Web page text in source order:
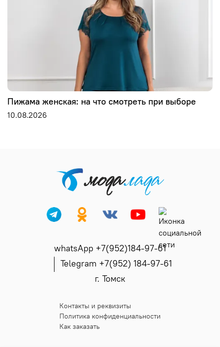
Пижама женская: на что смотреть при выборе
10.08.2026
whatsApp +7(952)184-97-61
Telegram +7(952) 184-97-61
г. Томск
Контакты и реквизиты
Политика конфиденциальности
Как заказать